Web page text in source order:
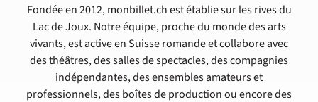
Fondée en 2012, monbillet.ch est établie sur les rives du
Lac de Joux. Notre équipe, proche du monde des arts
vivants, est active en Suisse romande et collabore avec
des théâtres, des salles de spectacles, des compagnies
indépendantes, des ensembles amateurs et
professionnels, des boîtes de production ou encore des